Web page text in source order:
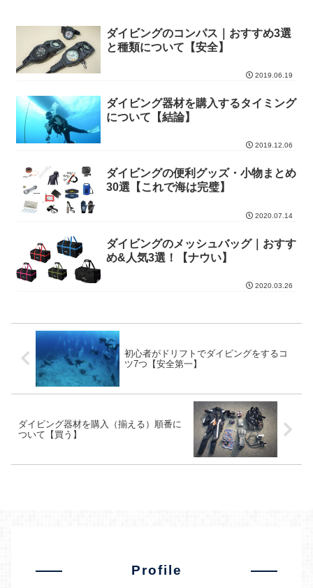
ダイビングのコンパス｜おすすめ3選
と種類について【安全】
2019.06.19
ダイビング器材を購入するタイミング
について【結論】
2019.12.06
ダイビングの便利グッズ・小物まとめ
30選【これで海は完璧】
2020.07.14
ダイビングのメッシュバッグ｜おすす
め&人気3選！【ナウい】
2020.03.26
初心者がドリフトでダイビングをするコ
ツ7つ【安全第一】
ダイビング器材を購入（揃える）順番に
ついて【買う】
Profile